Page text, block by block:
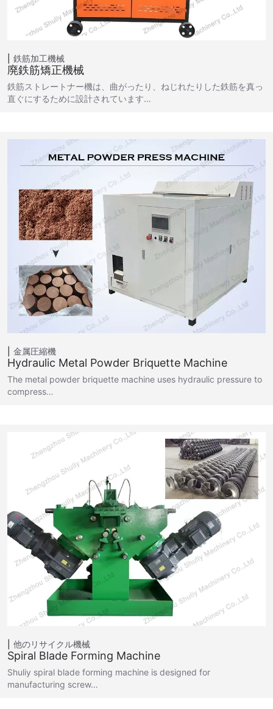
鉄筋加工機械
廃鉄筋矯正機械
鉄筋ストレートナー機は、曲がったり、ねじれたりした鉄筋を真っ
直ぐにするために設計されています…
金属圧縮機
Hydraulic Metal Powder Briquette Machine
The metal powder briquette machine uses hydraulic pressure to
compress…
他のリサイクル機械
Spiral Blade Forming Machine
Shuliy spiral blade forming machine is designed for
manufacturing screw…